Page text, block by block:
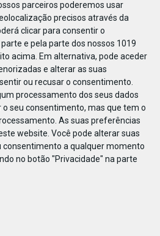
parceiros poderemos usar
precisos através da
clicar para consentir o
e pela parte dos nossos 1019
acima. Em alternativa, pode aceder
e alterar as suas
ou recusar o consentimento.
processamento dos seus dados
o seu consentimento, mas que tem o
As suas preferências
website. Você pode alterar suas
a qualquer momento
no botão "Privacidade" na parte